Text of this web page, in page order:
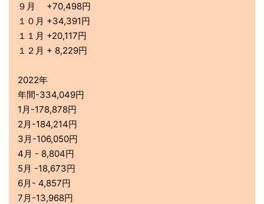
９月 +70,498円
１０月 +34,391円
１１月 +20,117円
１２月 + 8,229円
2022年
年間-334,049円
1月-178,878円
2月-184,214円
3月-106,050円
4月 - 8,804円
5月 -18,673円
6月- 4,857円
7月-13,968円